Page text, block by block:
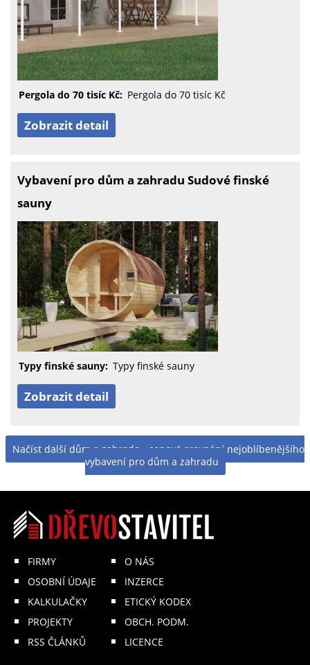
Pergola do 70 tisíc Kč: Pergola do 70 tisíc Kč
Zobrazit detail
Vybavení pro dům a zahradu Sudové finské
sauny
Typy finské sauny: Typy finské sauny
Zobrazit detail
Načíst další dům a zahrada - cenové srovnání nejoblíbenějšího
vybavení pro dům a zahradu
FIRMY
OSOBNÍ ÚDAJE
KALKULAČKY
PROJEKTY
RSS ČLÁNKŮ
O NÁS
INZERCE
ETICKÝ KODEX
OBCH. PODM.
LICENCE